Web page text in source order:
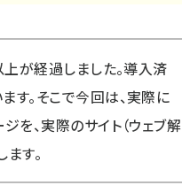
が経過しました。導入済
す。そこで今回は、実際に
を、実際のサイト（ウェブ解
す。